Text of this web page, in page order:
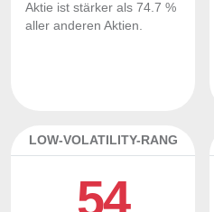
Aktie ist stärker als 74.7 %
aller anderen Aktien.
LOW-VOLATILITY-RANG
54